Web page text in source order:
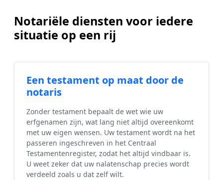
Notariële diensten voor iedere
situatie op een rij
Een testament op maat door de
notaris
Zonder testament bepaalt de wet wie uw
erfgenamen zijn, wat lang niet altijd overeenkomt
met uw eigen wensen. Uw testament wordt na het
passeren ingeschreven in het Centraal
Testamentenregister, zodat het altijd vindbaar is.
U weet zeker dat uw nalatenschap precies wordt
verdeeld zoals u dat zelf wilt.